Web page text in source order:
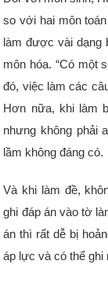
so với hai môn
làm được vài dạng
môn hóa. “Có một
đó, việc làm các
Hơn nữa, khi làm
nhưng không phải
lầm không đáng có.
Và khi làm đề,
ghi đáp án vào tờ
án thì rất dễ bị
áp lực và có thể ghi